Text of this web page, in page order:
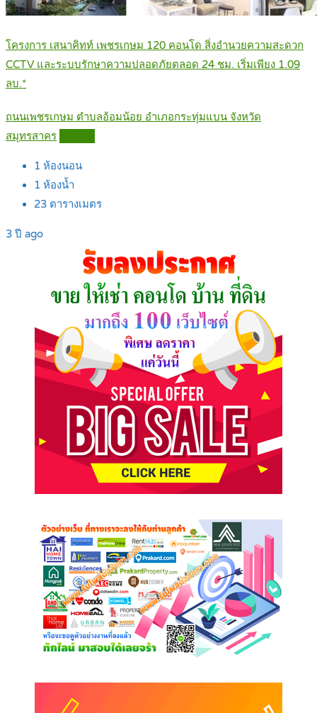
โครงการ เสนาคิทท์ เพชรเกษม 120 คอนโด สิ่งอำนวยความสะดวก
CCTV และระบบรักษาความปลอดภัยตลอด 24 ชม. เริ่มเพียง 1.09
ลบ.*
ถนนเพชรเกษม ตำบลอ้อมน้อย อำเภอกระทุ่มแบน จังหวัด
สมุทรสาคร
1 ห้องนอน
1 ห้องน้ำ
23 ตารางเมตร
3 ปี ago